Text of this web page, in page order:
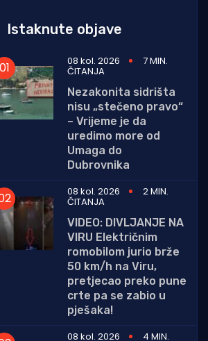
Istaknute objave
08 kol. 2026 7 MIN.
ČITANJA
Nezakonita sidrišta
nisu „stečeno pravo“
– Vrijeme je da
uredimo more od
Umaga do
Dubrovnika
08 kol. 2026
2 MIN.
ČITANJA
VIDEO: DIVLJANJE NA
VIRU Električnim
romobilom jurio brže
50 km/h na Viru,
pretjecao preko pune
crte pa se zabio u
pješaka!
08 kol. 2026
4 MIN.